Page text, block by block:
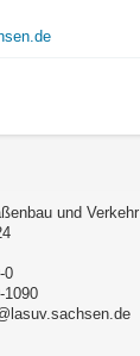
und Verkehr
0
1090